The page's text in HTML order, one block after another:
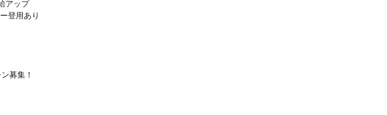
アップ
登用あり
募集！